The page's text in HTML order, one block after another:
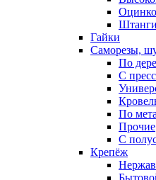
Гайки
Саморезы,
По
С
По
Прочие
С
Крепёж